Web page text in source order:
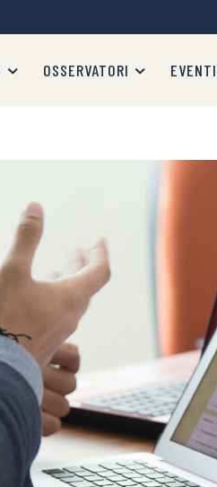
OSSERVATORI EVENTI